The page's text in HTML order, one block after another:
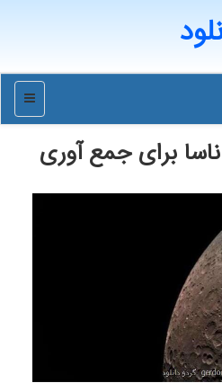
منو
برای جمع آوری